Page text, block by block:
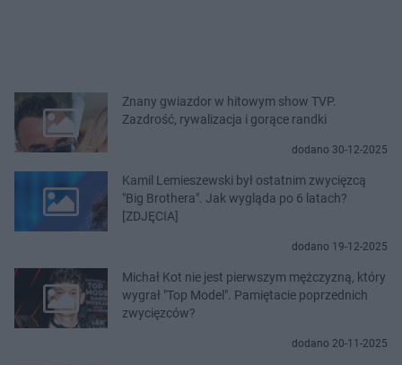
Znany gwiazdor w hitowym show TVP.
Zazdrość, rywalizacja i gorące randki
dodano 30-12-2025
Kamil Lemieszewski był ostatnim zwycięzcą
"Big Brothera". Jak wygląda po 6 latach?
[ZDJĘCIA]
dodano 19-12-2025
Michał Kot nie jest pierwszym mężczyzną, który
wygrał "Top Model". Pamiętacie poprzednich
zwycięzców?
dodano 20-11-2025